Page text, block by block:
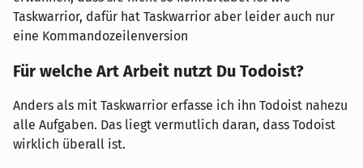
Taskwarrior, dafür hat Taskwarrior aber leider auch nur
eine Kommandozeilenversion
Für welche Art Arbeit nutzt Du Todoist?
Anders als mit Taskwarrior erfasse ich ihn Todoist nahezu
alle Aufgaben. Das liegt vermutlich daran, dass Todoist
wirklich überall ist.